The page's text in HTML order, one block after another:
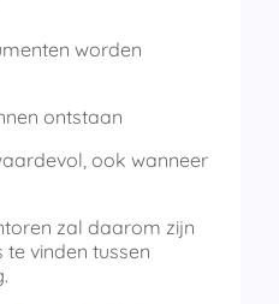
worden
ontstaan
ook wanneer
zal daarom zijn
vinden tussen